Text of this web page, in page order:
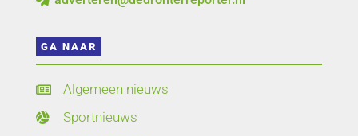
GA NAAR
 Algemeen nieuws
 Sportnieuws